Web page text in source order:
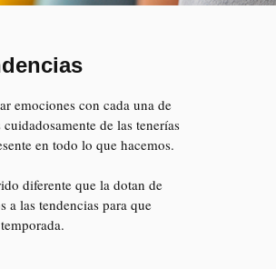
emociones con cada una de
de las tenerías
en todo lo que hacemos.
diferente que la dotan de
a las tendencias para que